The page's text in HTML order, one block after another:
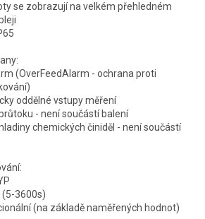
se zobrazují na velkém přehledném
(OverFeedAlarm - ochrana proti
oddělné vstupy měření
- není součástí balení
chemických činiděl - není součástí
(5-3600s)
(na základě naměřených hodnot)